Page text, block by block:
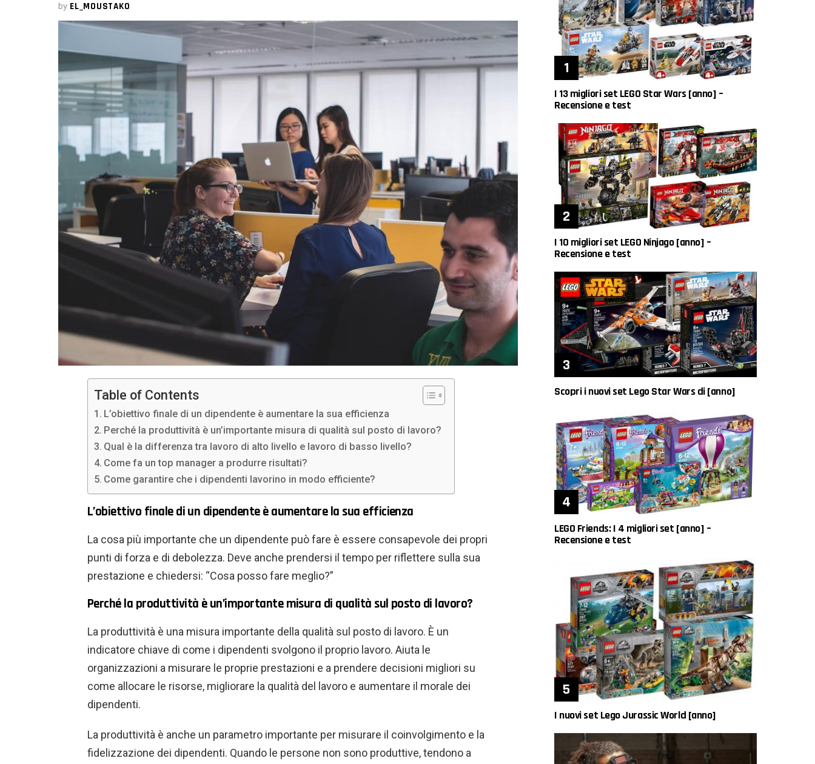
by EL_MOUSTAKO
Table of Contents
L’obiettivo finale di un dipendente è aumentare la sua efficienza
Perché la produttività è un’importante misura di qualità sul posto di lavoro?
Qual è la differenza tra lavoro di alto livello e lavoro di basso livello?
Come fa un top manager a produrre risultati?
Come garantire che i dipendenti lavorino in modo efficiente?
L’obiettivo finale di un dipendente è aumentare la sua efficienza
La cosa più importante che un dipendente può fare è essere consapevole dei propri
punti di forza e di debolezza. Deve anche prendersi il tempo per riflettere sulla sua
prestazione e chiedersi: “Cosa posso fare meglio?”
Perché la produttività è un’importante misura di qualità sul posto di lavoro?
La produttività è una misura importante della qualità sul posto di lavoro. È un
indicatore chiave di come i dipendenti svolgono il proprio lavoro. Aiuta le
organizzazioni a misurare le proprie prestazioni e a prendere decisioni migliori su
come allocare le risorse, migliorare la qualità del lavoro e aumentare il morale dei
dipendenti.
La produttività è anche un parametro importante per misurare il coinvolgimento e la
fidelizzazione dei dipendenti. Quando le persone non sono produttive, tendono a
I 13 migliori set LEGO Star Wars [anno] –
Recensione e test
I 10 migliori set LEGO Ninjago [anno] –
Recensione e test
Scopri i nuovi set Lego Star Wars di [anno]
LEGO Friends: I 4 migliori set [anno] –
Recensione e test
I nuovi set Lego Jurassic World [anno]